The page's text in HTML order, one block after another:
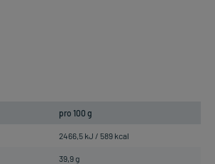
pro 100 g
2466,5 kJ / 589 kcal
39,9 g